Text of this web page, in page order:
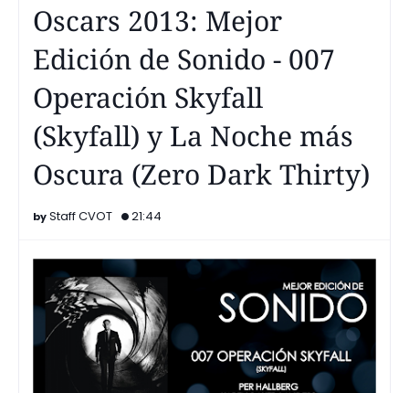
Oscars 2013: Mejor
Edición de Sonido - 007
Operación Skyfall
(Skyfall) y La Noche más
Oscura (Zero Dark Thirty)
Staff CVOT 21:44